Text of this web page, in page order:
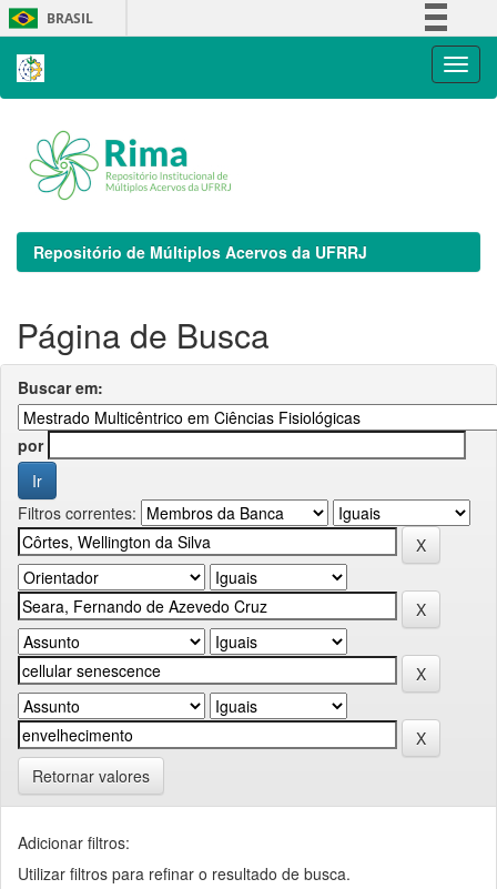
Skip
navigation
BRASIL
Repositório de Múltiplos Acervos da UFRRJ
Página de Busca
Buscar em:
por
Filtros correntes:
Retornar valores
Adicionar filtros:
Utilizar filtros para refinar o resultado de busca.